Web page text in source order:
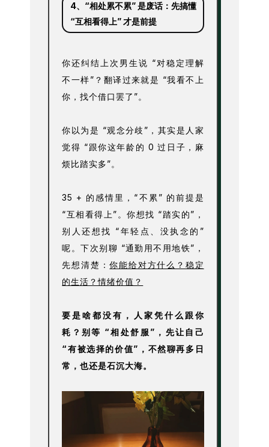
4、 “相处累不累” 是废话：先搞懂
“互相看得上” 才是前提
你还纠结上次男生说 “对稳定理解
不一样”？翻译过来就是 “我看不上
你，找个借口罢了”。
你以为是 “观念分歧”，其实是人家
觉得 “跟你这年龄的 0 过日子，麻
烦比踏实多”。
35 + 的感情里，“不累” 的前提是
“互相看得上”。你想找 “踏实的”，
别人还想找 “年轻点、没执念的”
呢。下次别聊 “通勤用不用地铁”，
先想清楚：你能给对方什么？稳定
的生活？情绪价值？
要是啥都没有，人家凭什么跟你
耗？别等 “相处舒服”，先让自己
“有被选择的价值”，不然聊再多日
常，也还是石沉大海。